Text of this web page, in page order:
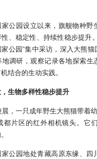
公园设立以来，旗舰物种野
、稳定性、持续性稳步提升
公园”集中采访，深入大熊猫
调研，观察记录各地探索生
结合的生动实践。
生物多样性稳步提升
，一只成年野生大熊猫带着
都片区的红外相机镜头。它
家公园地处青藏高原东缘、四